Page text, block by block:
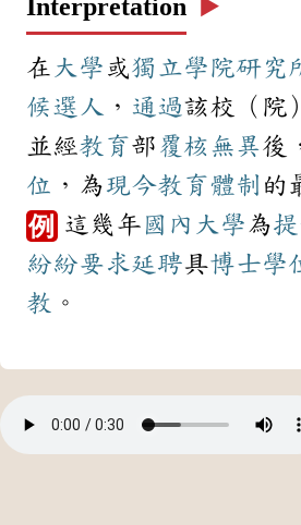
Interpretation ▶️
在 大學 或獨立學院研究
候選人 ， 通過該校（院）
並經教育部 覆核無異後
位 ，為現今教育體制 的
例 這幾年 國內 大學 為
紛紛要求延聘具博士學
教 。